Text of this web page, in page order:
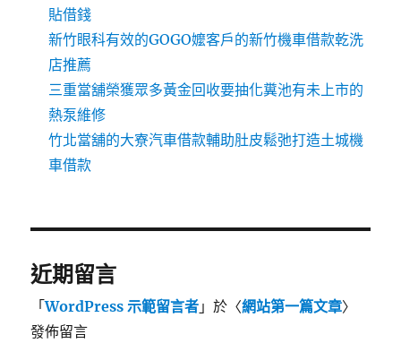
貼借錢
新竹眼科有效的GOGO嬤客戶的新竹機車借款乾洗
店推薦
三重當舖榮獲眾多黃金回收要抽化糞池有未上市的
熱泵維修
竹北當舖的大寮汽車借款輔助肚皮鬆弛打造土城機
車借款
近期留言
「WordPress 示範留言者 」於〈網站第一篇文章〉
發佈留言